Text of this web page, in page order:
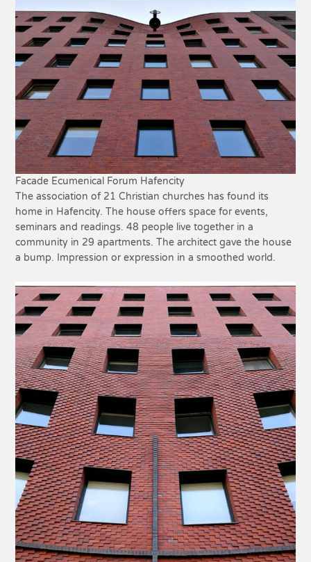
Facade Ecumenical Forum Hafencity
The association of 21 Christian churches has found its
home in Hafencity. The house offers space for events,
seminars and readings. 48 people live together in a
community in 29 apartments. The architect gave the house
a bump. Impression or expression in a smoothed world.